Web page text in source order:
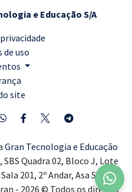
e Educação S/A
de uso
site
Gran Tecnologia e Educação
SBS Quadra 02, Bloco J, Lote
201, 2º Andar, Asa Sul,
- 2026 © Todos os direitos